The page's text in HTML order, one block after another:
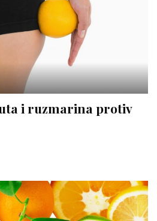
i ruzmarina protiv